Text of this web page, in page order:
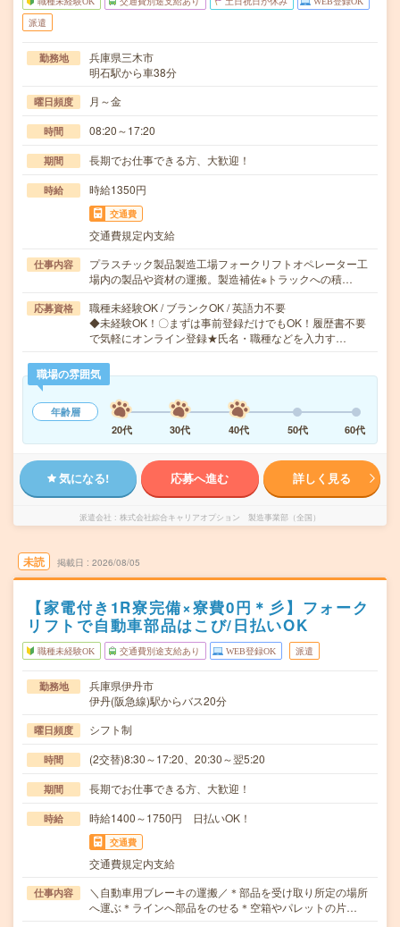
派遣
勤務地
兵庫県三木市
明石駅から車38分
曜日頻度 月～金
時間 08:20～17:20
期間 長期でお仕事できる方、大歓迎！
時給 時給1350円
交通費
交通費規定内支給
仕事内容
プラスチック製品製造工場フォークリフトオペレーター工
場内の製品や資材の運搬。製造補佐※トラックへの積…
応募資格
職種未経験OK / ブランクOK / 英語力不要
◆未経験OK！〇まずは事前登録だけでもOK！履歴書不要
で気軽にオンライン登録★氏名・職種などを入力す…
職場の雰囲気
年齢層
20代
30代 40代 50代 60代
気になる! 応募へ進む 詳しく見る
派遣会社 株式会社綜合キャリアオプション 製造事業部（全国）
未読 掲載日 2026/08/05
【家電付き1R寮完備×寮費0円＊彡】フォーク
リフトで自動車部品はこび/日払いOK
職種未経験OK 交通費別途支給あり WEB登録OK 派遣
勤務地
兵庫県伊丹市
伊丹(阪急線)駅からバス20分
曜日頻度 シフト制
時間 (2交替)8:30～17:20、20:30～翌5:20
期間 長期でお仕事できる方、大歓迎！
時給 時給1400～1750円 日払いOK！
交通費
交通費規定内支給
仕事内容
＼自動車用ブレーキの運搬／＊部品を受け取り所定の場所
へ運ぶ＊ラインへ部品をのせる＊空箱やパレットの片…